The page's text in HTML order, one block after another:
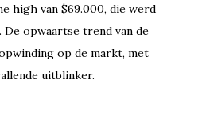
high van $69.000, die werd
De opwaartse trend van de
op de markt, met
uitblinker.